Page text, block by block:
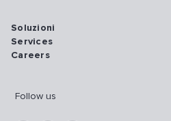
Soluzioni
Services
Careers
Follow us